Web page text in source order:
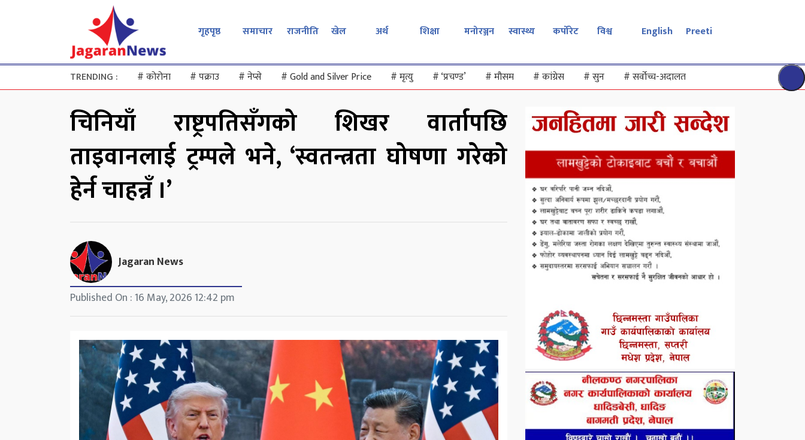
गृहपृष्ठ समाचार राजनीति खेल अर्थ शिक्षा मनोरञ्जन स्वास्थ्य कर्पोरेट विश्व English Preeti
TRENDING : #कोरोना #पक्राउ #नेप्से #Gold and Silver Price #मृत्यु #‘प्रचण्ड’ #मौसम #कांग्रेस #सुन #सर्वोच्च-अदालत
चिनियाँ राष्ट्रपतिसँगको शिखर वार्तापछि
ताइवानलाई ट्रम्पले भने, ‘स्वतन्त्रता घोषणा गरेको
हेर्न चाहन्नँ ।’
Jagaran News
Published On : 16 May, 2026 12:42 pm